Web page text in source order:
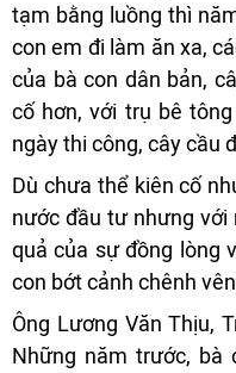
tạm bằng luồng thì
con em đi làm ăn xa,
của bà con dân bản,
cố hơn, với trụ bê
ngày thi công, cây cầu
Dù chưa thể kiên cố
nước đầu tư nhưng với
quả của sự đồng lòng
con bớt cảnh chênh
Ông Lương Văn Thịu,
Những năm trước, bà